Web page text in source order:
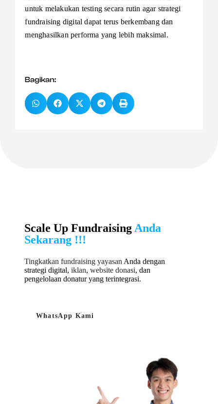
untuk melakukan testing secara rutin agar strategi
fundraising digital dapat terus berkembang dan
menghasilkan performa yang lebih maksimal.
Bagikan:
Scale Up Fundraising Anda
Sekarang !!!
Tingkatkan fundraising yayasan Anda dengan
strategi digital, iklan, website donasi, dan
pengelolaan donatur yang terintegrasi.
WhatsApp Kami